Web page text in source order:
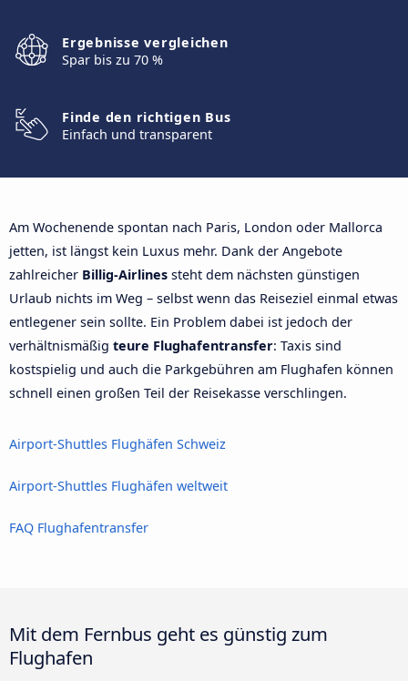
Ergebnisse vergleichen
Spar bis zu 70 %
Finde den richtigen Bus
Einfach und transparent
Am Wochenende spontan nach Paris, London oder Mallorca
jetten, ist längst kein Luxus mehr. Dank der Angebote
zahlreicher Billig-Airlines steht dem nächsten günstigen
Urlaub nichts im Weg – selbst wenn das Reiseziel einmal etwas
entlegener sein sollte. Ein Problem dabei ist jedoch der
verhältnismäßig teure Flughafentransfer: Taxis sind
kostspielig und auch die Parkgebühren am Flughafen können
schnell einen großen Teil der Reisekasse verschlingen.
Airport-Shuttles Flughäfen Schweiz
Airport-Shuttles Flughäfen weltweit
FAQ Flughafentransfer
Mit dem Fernbus geht es günstig zum
Flughafen